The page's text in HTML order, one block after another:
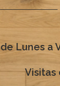
de Lunes a
Visitas